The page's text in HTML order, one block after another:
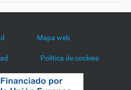
Mapa web
Política de cookies